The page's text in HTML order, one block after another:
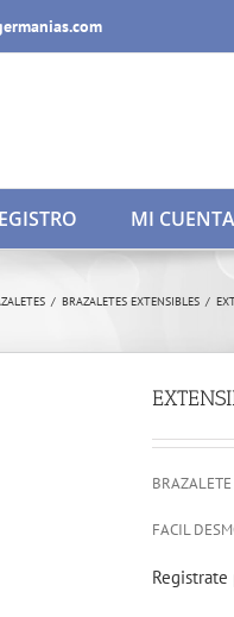
MI CUENTA
/ BRAZALETES EXTENSIBLES /
FACIL
Registrate